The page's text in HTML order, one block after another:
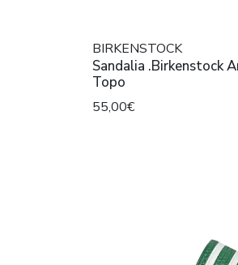
BIRKENSTOCK
Sandalia .Birkenstock
Topo
55,00€